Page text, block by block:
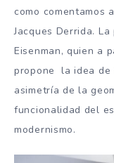
como comentamos
Jacques Derrida.
Eisenman, quien a
propone la idea de
asimetría de la
funcionalidad del
modernismo.